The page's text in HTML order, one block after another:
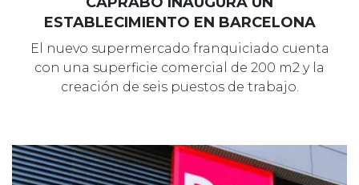
ESTABLECIMIENTO EN BARCELONA
El nuevo supermercado franquiciado cuenta
con una superficie comercial de 200 m2 y la
creación de seis puestos de trabajo.